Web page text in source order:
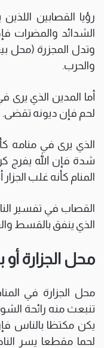
رؤيا القصابين
الشدائد والمضرات
وتدل المجزرة (محل
والحرب.
أما المدين الذي يرى
لحم فإن ديونه تقضى.
الذي يرى في منامه
شدة فإن الله يفرج
المنام كأنه غلب
القصاب في تفسير
الذي ينفق بالقسط
محل الجزارة أو
محل الجزارة في
تنبعث منه رائحة
يكن مكتظا بالناس
لحما مقطعا يسر